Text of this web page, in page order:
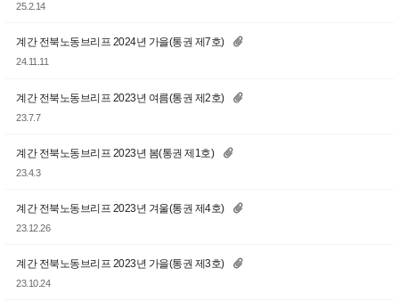
25.2.14
계간 전북노동브리프 2024년 가을(통권 제7호)
24.11.11
계간 전북노동브리프 2023년 여름(통권 제2호)
23.7.7
계간 전북노동브리프 2023년 봄(통권 제1호)
23.4.3
계간 전북노동브리프 2023년 겨울(통권 제4호)
23.12.26
계간 전북노동브리프 2023년 가을(통권 제3호)
23.10.24